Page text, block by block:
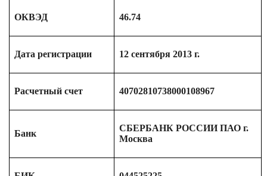
ОКВЭД 46.74
Дата регистрации 12 сентября 2013 г.
Расчетный счет 40702810738000108967
Банк
СБЕРБАНК РОССИИ ПАО г.
Москва